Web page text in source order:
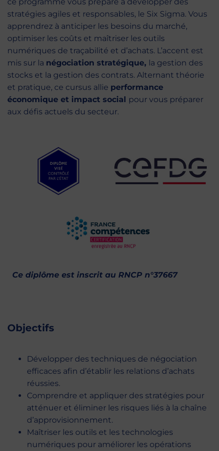
stratégies agiles et responsables, le Six Sigma. Vous
apprendrez à anticiper les besoins du marché,
optimiser les coûts et maîtriser les outils
numériques de traçabilité et d’achats. L’accent est
mis sur la négociation stratégique, la gestion des
stocks et la gestion des contrats. Alternant théorie
et pratique, ce cursus allie performance
économique et impact social pour vous préparer
aux défis actuels du secteur.
Ce diplôme est inscrit au RNCP n°37667
Objectifs
Développer des techniques de négociation
efficaces afin d’établir les relations d’achats
réussies.
Comprendre et appliquer des stratégies pour
atténuer et éliminer les risques liés à la chaîne
d’approvisionnement.
Maîtriser les outils et les technologies
numériques pour améliorer les opérations